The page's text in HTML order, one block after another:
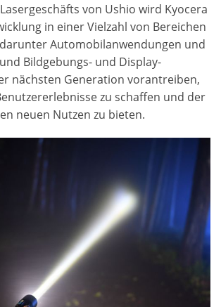
von Ushio wird Kyocera
in einer Vielzahl von Bereichen
Automobilanwendungen und
Bildgebungs- und Display-
nächsten Generation vorantreiben,
zu schaffen und der
neuen Nutzen zu bieten.